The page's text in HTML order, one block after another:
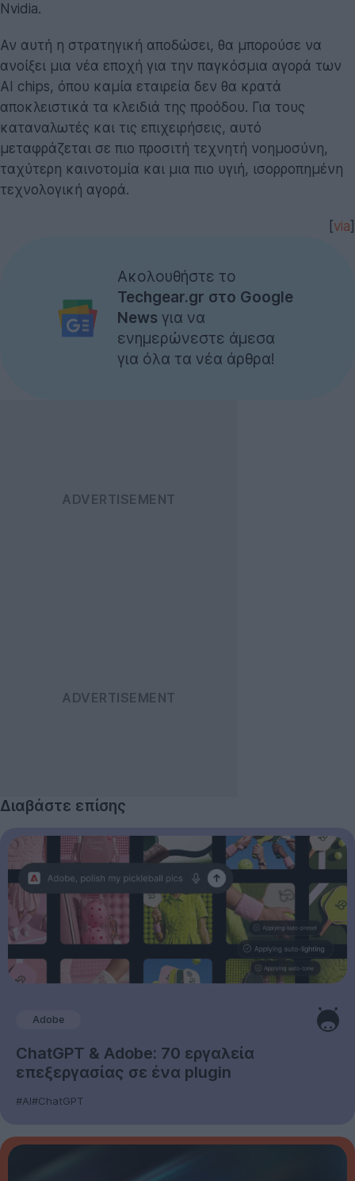
Nvidia.
Αν αυτή η στρατηγική αποδώσει, θα μπορούσε να
ανοίξει μια νέα εποχή για την παγκόσμια αγορά των
AI chips, όπου καμία εταιρεία δεν θα κρατά
αποκλειστικά τα κλειδιά της προόδου. Για τους
καταναλωτές και τις επιχειρήσεις, αυτό
μεταφράζεται σε πιο προσιτή τεχνητή νοημοσύνη,
ταχύτερη καινοτομία και μια πιο υγιή, ισορροπημένη
τεχνολογική αγορά.
[via]
Ακολουθήστε το
Techgear.gr στο Google
News για να
ενημερώνεστε άμεσα
για όλα τα νέα άρθρα!
Διαβάστε επίσης
Adobe
ChatGPT & Adobe: 70 εργαλεία
επεξεργασίας σε ένα plugin
#AI#ChatGPT